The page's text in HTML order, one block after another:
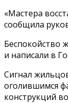
«Мастера
сообщила
Беспокойство
и написали в
Сигнал
оголившимся
конструкций